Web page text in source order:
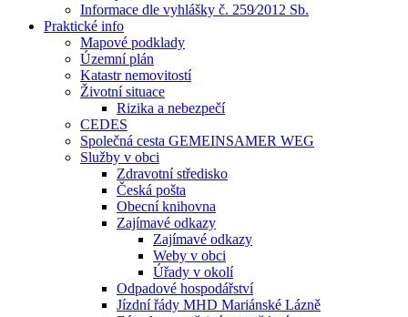
Informace dle vyhlášky č. 259⁄2012 Sb.
Praktické info
Mapové podklady
Územní plán
Katastr nemovitostí
Životní situace
Rizika a nebezpečí
CEDES
Společná cesta GEMEINSAMER WEG
Služby v obci
Zdravotní středisko
Česká pošta
Obecní knihovna
Zajímavé odkazy
Zajímavé odkazy
Weby v obci
Úřady v okolí
Odpadové hospodářství
Jízdní řády MHD Mariánské Lázně